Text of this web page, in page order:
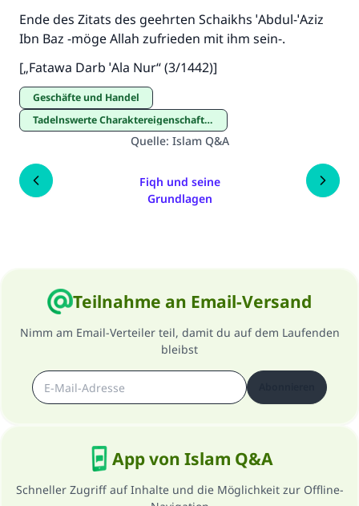
Ende des Zitats des geehrten Schaikhs ˈAbdul-ˈAziz
Ibn Baz -möge Allah zufrieden mit ihm sein-.
[„Fatawa Darb ˈAla Nur“ (3/1442)]
Geschäfte und Handel
Tadelnswerte Charaktereigenschaften
Quelle: Islam Q&A
Fiqh und seine
Grundlagen
Teilnahme an Email-Versand
Nimm am Email-Verteiler teil, damit du auf dem Laufenden
bleibst
App von Islam Q&A
Schneller Zugriff auf Inhalte und die Möglichkeit zur Offline-